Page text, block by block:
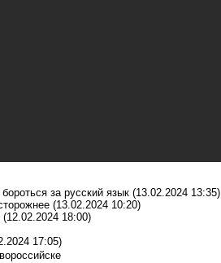
за русский язык (13.02.2024 13:35)
(13.02.2024 10:20)
(12.02.2024 18:00)
17:05)